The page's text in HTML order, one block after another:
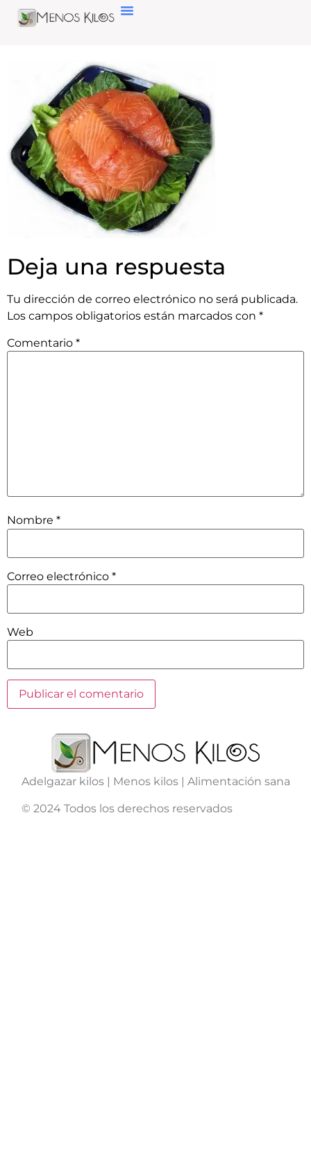
Deja una respuesta
Tu dirección de correo electrónico no será publicada.
Los campos obligatorios están marcados con *
Comentario *
Nombre *
Correo electrónico *
Web
Adelgazar kilos | Menos kilos | Alimentación sana
© 2024 Todos los derechos reservados